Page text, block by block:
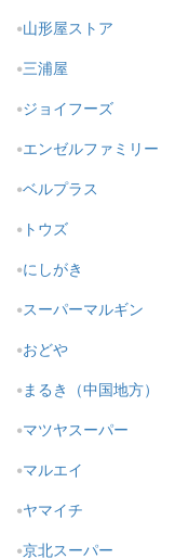
山形屋ストア
三浦屋
ジョイフーズ
エンゼルファミリー
ベルプラス
トウズ
にしがき
スーパーマルギン
おどや
まるき（中国地方）
マツヤスーパー
マルエイ
ヤマイチ
京北スーパー